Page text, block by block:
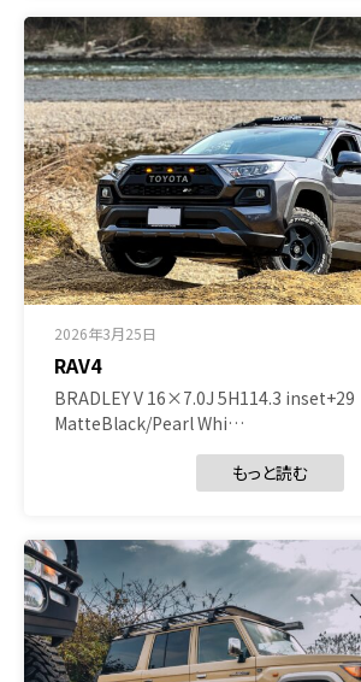
2026年3月25日
RAV4
BRADLEY V 16×7.0J 5H114.3 inset+29
MatteBlack/Pearl Whi…
もっと読む